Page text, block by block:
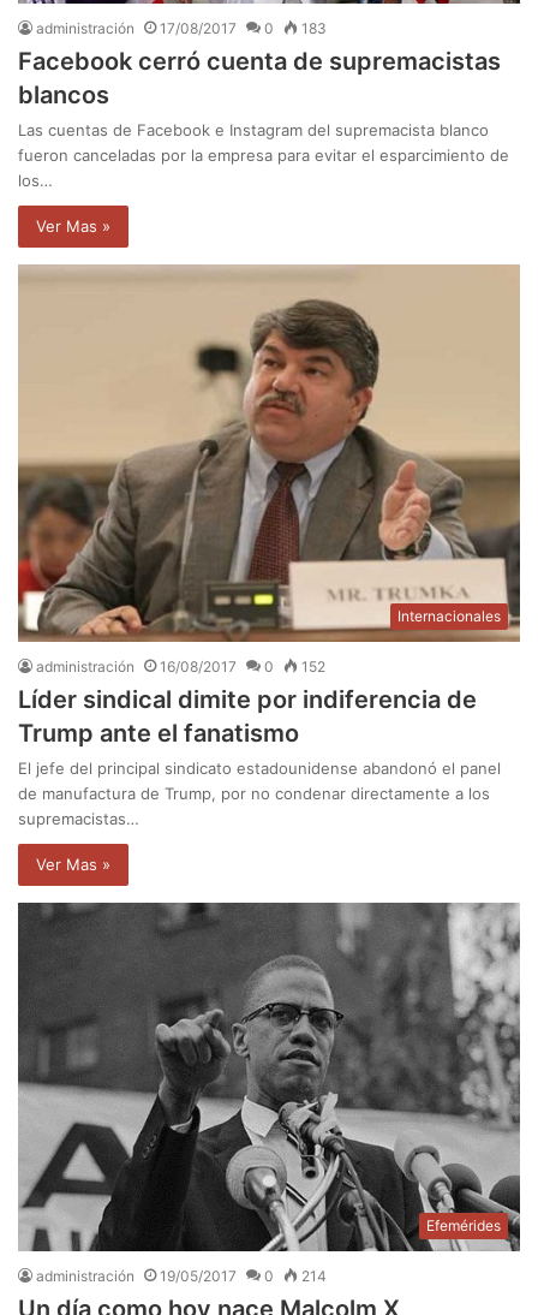
administración 17/08/2017 0 183
Facebook cerró cuenta de supremacistas
blancos
Las cuentas de Facebook e Instagram del supremacista blanco
fueron canceladas por la empresa para evitar el esparcimiento de
los…
Ver Mas »
Internacionales
administración 16/08/2017 0 152
Líder sindical dimite por indiferencia de
Trump ante el fanatismo
El jefe del principal sindicato estadounidense abandonó el panel
de manufactura de Trump, por no condenar directamente a los
supremacistas…
Ver Mas »
Efemérides
administración 19/05/2017 0 214
Un día como hoy nace Malcolm X